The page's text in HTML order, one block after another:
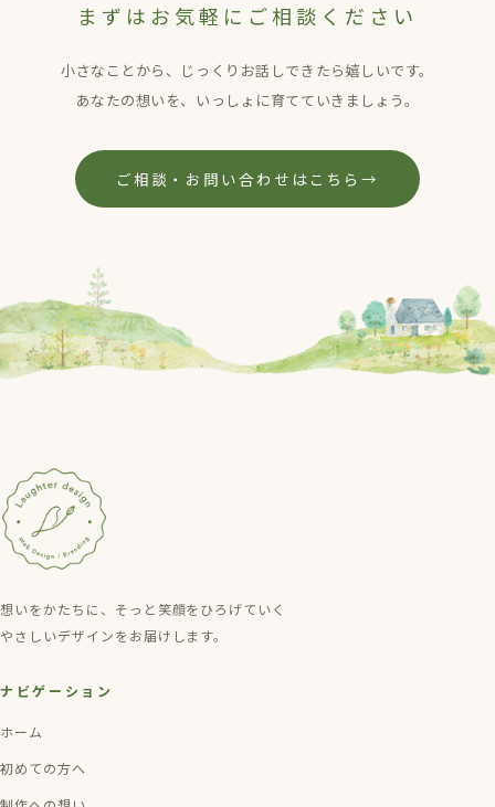
まずはお気軽にご相談ください
小さなことから、じっくりお話しできたら嬉しいです。
あなたの想いを、いっしょに育てていきましょう。
ご相談・お問い合わせはこちら→
想いをかたちに、そっと笑顔をひろげていく
やさしいデザインをお届けします。
ナビゲーション
ホーム
初めての方へ